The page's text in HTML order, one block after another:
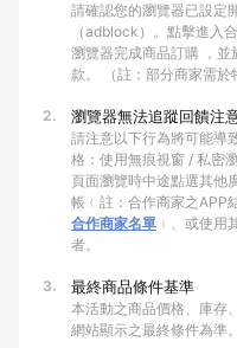
請確認您的瀏覽器已設定
（adblock）。點擊進入
瀏覽器完成商品訂購 ，
款。 （註：部分商家需於
2. 瀏覽器無法追蹤回饋注
請注意以下行為將可能導
格：使用無痕視窗 / 私密
頁面瀏覽時中途點選其他
帳﹙註：合作商家之APP
合作商家名單 ﹚、或使用
者。
3. 最終商品條件基準
本活動之商品價格、庫存
網站顯示之最終條件為準